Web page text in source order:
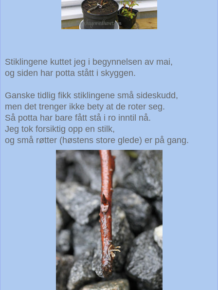
Stiklingene kuttet jeg i begynnelsen av mai,
og siden har potta stått i skyggen.
Ganske tidlig fikk stiklingene små sideskudd,
men det trenger ikke bety at de roter seg.
Så potta har bare fått stå i ro inntil nå.
Jeg tok forsiktig opp en stilk,
og små røtter (høstens store glede) er på gang.